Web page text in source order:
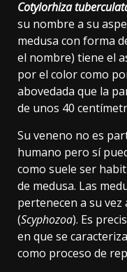
Cotylorhiza
su nombre a su
medusa con forma
el nombre) tiene el
por el color como
abovedada que la
de unos 40
Su veneno no es
humano pero sí
como suele ser
de medusa. Las
pertenecen a su vez
(Scyphozoa). Es
en que se
como proceso de